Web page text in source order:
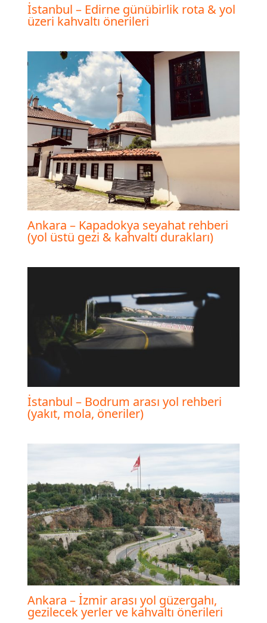
İstanbul – Edirne günübirlik rota & yol
üzeri kahvaltı önerileri
Ankara – Kapadokya seyahat rehberi
(yol üstü gezi & kahvaltı durakları)
İstanbul – Bodrum arası yol rehberi
(yakıt, mola, öneriler)
Ankara – İzmir arası yol güzergahı,
gezilecek yerler ve kahvaltı önerileri